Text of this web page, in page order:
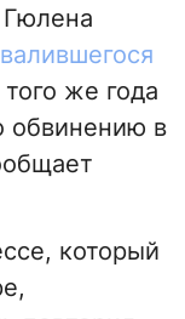
Гюлена
же года
обвинению в
который